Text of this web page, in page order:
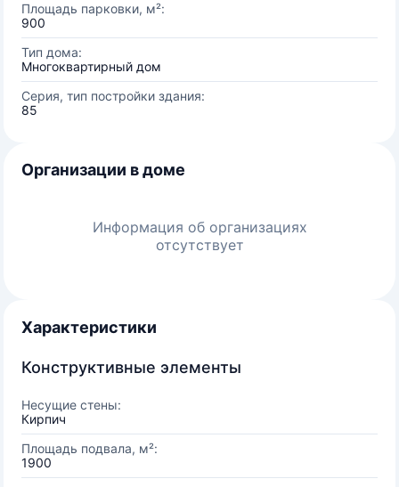
Площадь парковки, м²:
900
Тип дома:
Многоквартирный дом
Серия, тип постройки здания:
85
Организации в доме
Информация об организациях
отсутствует
Характеристики
Конструктивные элементы
Несущие стены:
Кирпич
Площадь подвала, м²:
1900